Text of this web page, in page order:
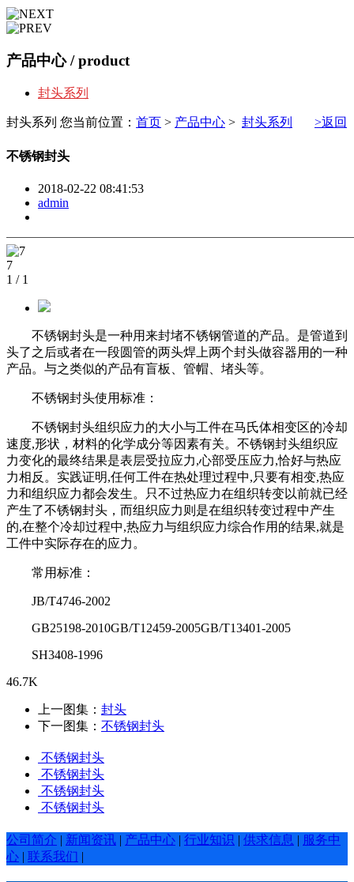
产品中心/ product
封头系列
封头系列 您当前位置： 首页 > 产品中心 > 封头系列 >返回
不锈钢封头
2018-02-22 08:41:53
admin
7
1 / 1
不锈钢封头是一种用来封堵不锈钢管道的产品。是管道到
头了之后或者在一段圆管的两头焊上两个封头做容器用的一种
产品。与之类似的产品有盲板、管帽、堵头等。
不锈钢封头使用标准：
不锈钢封头组织应力的大小与工件在马氏体相变区的冷却
速度,形状，材料的化学成分等因素有关。不锈钢封头组织应
力变化的最终结果是表层受拉应力,心部受压应力,恰好与热应
力相反。实践证明,任何工件在热处理过程中,只要有相变,热应
力和组织应力都会发生。只不过热应力在组织转变以前就已经
产生了不锈钢封头，而组织应力则是在组织转变过程中产生
的,在整个冷却过程中,热应力与组织应力综合作用的结果,就是
工件中实际存在的应力。
常用标准：
JB/T4746-2002
GB25198-2010GB/T12459-2005GB/T13401-2005
SH3408-1996
46.7K
上一图集： 封头
下一图集： 不锈钢封头
不锈钢封头
不锈钢封头
不锈钢封头
不锈钢封头
公司简介 | 新闻资讯 | 产品中心 | 行业知识 | 供求信息 | 服务中
心 | 联系我们 |